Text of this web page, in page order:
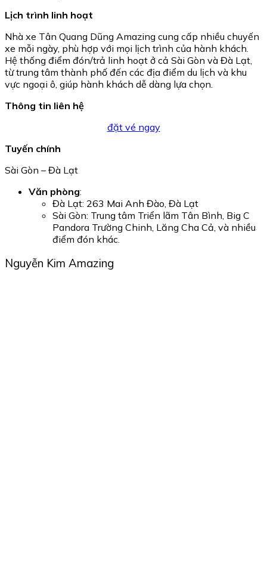
Lịch trình linh hoạt
Nhà xe Tân Quang Dũng Amazing cung cấp nhiều chuyến
xe mỗi ngày, phù hợp với mọi lịch trình của hành khách.
Hệ thống điểm đón/trả linh hoạt ở cả Sài Gòn và Đà Lạt,
từ trung tâm thành phố đến các địa điểm du lịch và khu
vực ngoại ô, giúp hành khách dễ dàng lựa chọn.
Thông tin liên hệ
đặt vé ngay
Tuyến chính
Sài Gòn – Đà Lạt
Văn phòng:
Đà Lạt: 263 Mai Anh Đào, Đà Lạt
Sài Gòn: Trung tâm Triển lãm Tân Bình, Big C
Pandora Trường Chinh, Lăng Cha Cả, và nhiều
điểm đón khác.
Nguyễn Kim Amazing